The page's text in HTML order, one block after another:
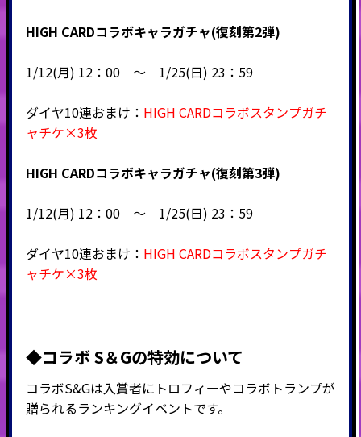
HIGH CARDコラボキャラガチャ(復刻第2弾)
1/12(月) 12：00 ～ 1/25(日) 23：59
ダイヤ10連おまけ： HIGH CARDコラボスタンプガチ
ャチケ×3枚
HIGH CARDコラボキャラガチャ(復刻第3弾)
1/12(月) 12：00 ～ 1/25(日) 23：59
ダイヤ10連おまけ： HIGH CARDコラボスタンプガチ
ャチケ×3枚
◆コラボ S＆Gの特効について
コラボS&Gは入賞者にトロフィーやコラボトランプが
贈られるランキングイベントです。